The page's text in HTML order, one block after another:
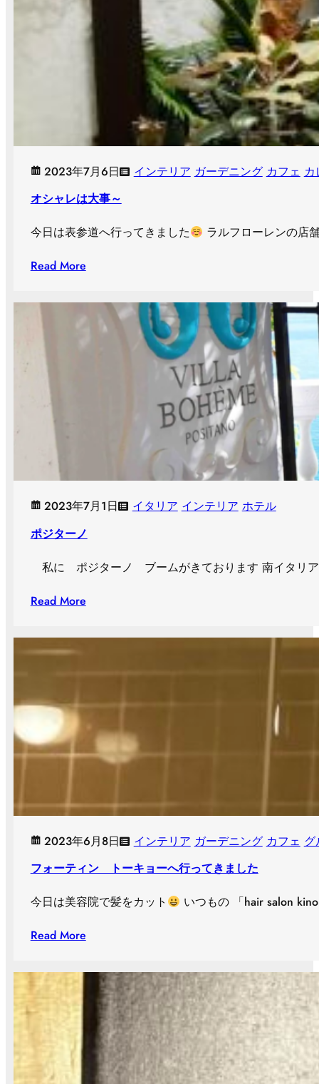
2023年7月6日 インテリア ガーデニング カフェ カ
オシャレは大事～
今日は表参道へ行ってきました ラルフローレンの店
Read More
2023年7月1日 イタリア インテリア ホテル
ポジターノ
私に ポジターノ ブームがきております 南イタリ
Read More
2023年6月8日 インテリア ガーデニング カフェ グ
フォーティン トーキョーへ行ってきました
今日は美容院で髪をカット いつもの 「hair salon
Read More